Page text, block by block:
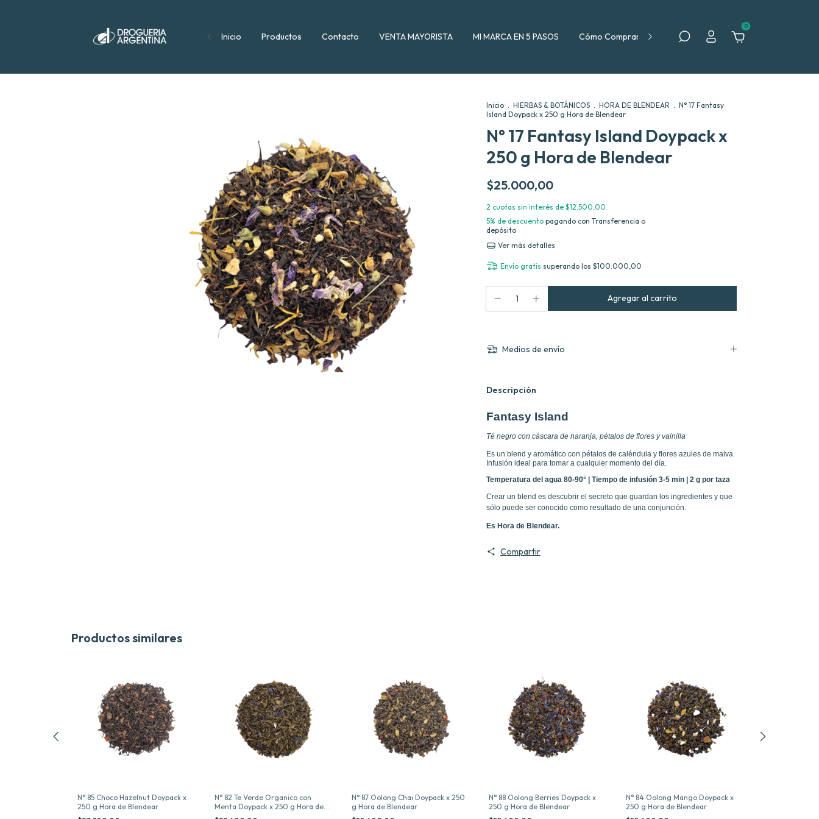
Inicio Productos Contacto VENTA MAYORISTA MI MARCA EN 5 PASOS Cómo Comprar Política de Devolución
0
Inicio . HIERBAS & BOTÁNICOS . HORA DE BLENDEAR . N° 17 Fantasy
Island Doypack x 250 g Hora de Blendear
N° 17 Fantasy Island Doypack x
250 g Hora de Blendear
$25.000,00
2 cuotas sin interés de $12.500,00
5% de descuento pagando con Transferencia o
depósito
Ver más detalles
Envío gratis superando los $100.000,00
Medios de envío
Descripción
Fantasy Island
Té negro con cáscara de naranja, pétalos de flores y vainilla
Es un blend y aromático con pétalos de caléndula y flores azules de malva.
Infusión ideal para tomar a cualquier momento del día.
Temperatura del agua 80-90° | Tiempo de infusión 3-5 min | 2 g por taza
Crear un blend es descubrir el secreto que guardan los ingredientes y que
sólo puede ser conocido como resultado de una conjunción.
Es Hora de Blendear.
Compartir
Productos similares
N° 85 Choco Hazelnut Doypack x
250 g Hora de Blendear
N° 82 Te Verde Organico con
Menta Doypack x 250 g Hora de
Blendear
N° 87 Oolong Chai Doypack x 250
g Hora de Blendear
N° 88 Oolong Berries Doypack x
250 g Hora de Blendear
N° 84 Oolong Mango Doypack x
250 g Hora de Blendear